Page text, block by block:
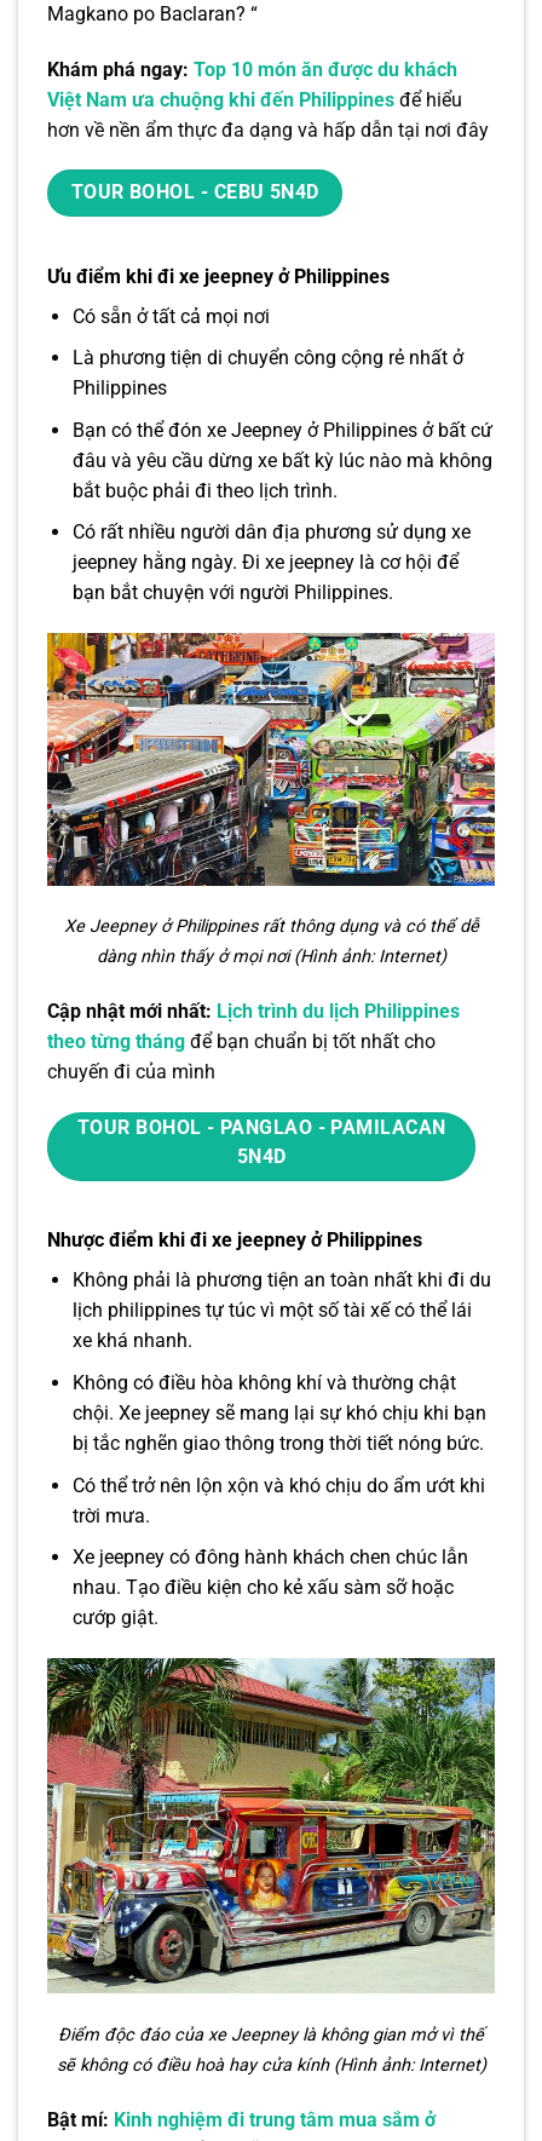
Magkano po Baclaran? “
Khám phá ngay: Top 10 món ăn được du khách
Việt Nam ưa chuộng khi đến Philippines để hiểu
hơn về nền ẩm thực đa dạng và hấp dẫn tại nơi đây
TOUR BOHOL - CEBU 5N4D
Ưu điểm khi đi xe jeepney ở Philippines
Có sẵn ở tất cả mọi nơi
Là phương tiện di chuyển công cộng rẻ nhất ở
Philippines
Bạn có thể đón xe Jeepney ở Philippines ở bất cứ
đâu và yêu cầu dừng xe bất kỳ lúc nào mà không
bắt buộc phải đi theo lịch trình.
Có rất nhiều người dân địa phương sử dụng xe
jeepney hằng ngày. Đi xe jeepney là cơ hội để
bạn bắt chuyện với người Philippines.
Xe Jeepney ở Philippines rất thông dụng và có thể dễ
dàng nhìn thấy ở mọi nơi (Hình ảnh: Internet)
Cập nhật mới nhất: Lịch trình du lịch Philippines
theo từng tháng để bạn chuẩn bị tốt nhất cho
chuyến đi của mình
TOUR BOHOL - PANGLAO - PAMILACAN
5N4D
Nhược điểm khi đi xe jeepney ở Philippines
Không phải là phương tiện an toàn nhất khi đi du
lịch philippines tự túc vì một số tài xế có thể lái
xe khá nhanh.
Không có điều hòa không khí và thường chật
chội. Xe jeepney sẽ mang lại sự khó chịu khi bạn
bị tắc nghẽn giao thông trong thời tiết nóng bức.
Có thể trở nên lộn xộn và khó chịu do ẩm ướt khi
trời mưa.
Xe jeepney có đông hành khách chen chúc lẫn
nhau. Tạo điều kiện cho kẻ xấu sàm sỡ hoặc
cướp giật.
Điểm độc đáo của xe Jeepney là không gian mở vì thế
sẽ không có điều hoà hay cửa kính (Hình ảnh: Internet)
Bật mí: Kinh nghiệm đi trung tâm mua sắm ở